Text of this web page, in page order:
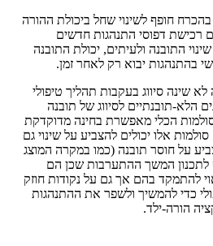
בהכרח חופף לשינוי שחל ביכולת ההורה
רכישת דפוסי התנהגות חדשים
התובנה ולעיתים, יכולת התובנה
בהתנהגות יבוא רק לאחר זמן.
שינה סיווג בעקבות תהליך טיפולי
הלא-תובנתיים לסיווג של תובנה
הכלי מאפשרת בחינה מדוקדקת
אלו יכולים להצביע על שינוי גם
על חוסר תובנה (כמו במקרה המוצג
לתכנון המשך ההתערבות שכן הם
להתמקד בהם אך גם על נקודות חוזק
כדי להמשיך ולשפר את ההתנהגות
הורה-ילד.